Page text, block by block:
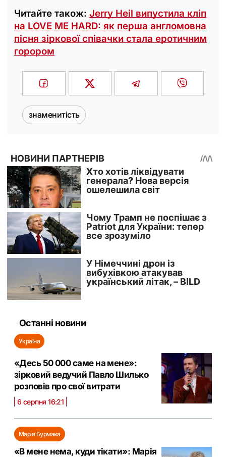
Читайте також: Jerry Heil випустила кліп
на LOVE ME HARD: як перша англомовна
пісня зіркової співачки стала еротичним
горором
знаменитість
Останні новини
Україна
«Десь 50 000 саме на мене»:
зірковий ведучий Павло Шилько
розповів про свої витрати
6 серпня 16:21
Марія Бурмака
«В мене нема, куди тікати»: Марія